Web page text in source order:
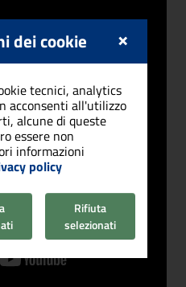
×
dei cookie
tecnici, analytics
acconsenti all'utilizzo
alcune di queste
essere non
informazioni
policy
Rifiuta
selezionati